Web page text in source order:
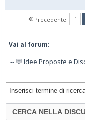
Precedente 1
Vai al forum: